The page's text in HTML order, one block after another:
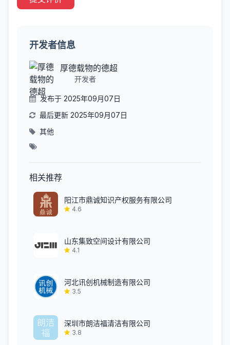
开发者信息
厚德载物的德超
开发者
发布于 2025年09月07日
最后更新 2025年09月07日
其他
相关推荐
阳江市鼎诚知识产权服务有限公司
4.6
山东集致空间设计有限公司
4.1
河北讯创机械制造有限公司
3.5
深圳市朗洁福清洁有限公司
3.8